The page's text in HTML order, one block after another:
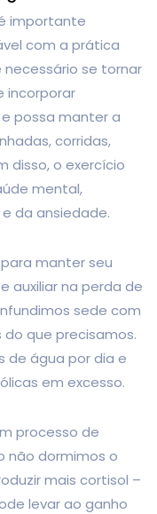
importante
com a prática
necessário se tornar
incorporar
possa manter a
corridas,
disso, o exercício
mental,
da ansiedade.
manter seu
auxiliar na perda de
sede com
que precisamos.
de água por dia e
em excesso.
processo de
não dormimos o
mais cortisol –
levar ao ganho